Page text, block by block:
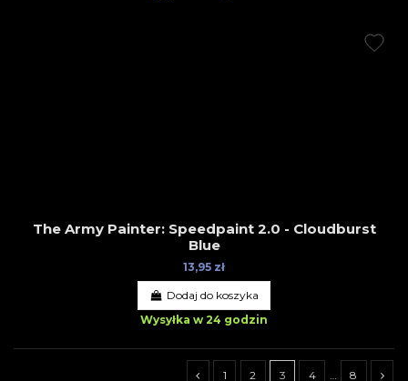
The Army Painter: Speedpaint 2.0 - Cloudburst
Blue
13,95 zł
Dodaj do koszyka
Wysyłka w 24 godzin
1 2 3 4 8